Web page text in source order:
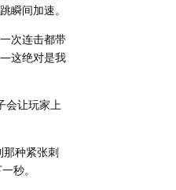
瞬间加速。
次连击都带
这绝对是我
会让玩家上
那种紧张刺
秒。